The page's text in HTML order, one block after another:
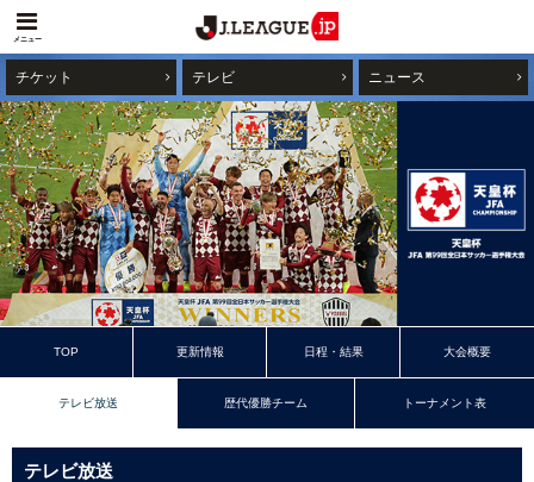
メニュー
チケット テレビ ニュース
TOP 更新情報 日程・結果 大会概要
テレビ放送 歴代優勝チーム トーナメント表
テレビ放送